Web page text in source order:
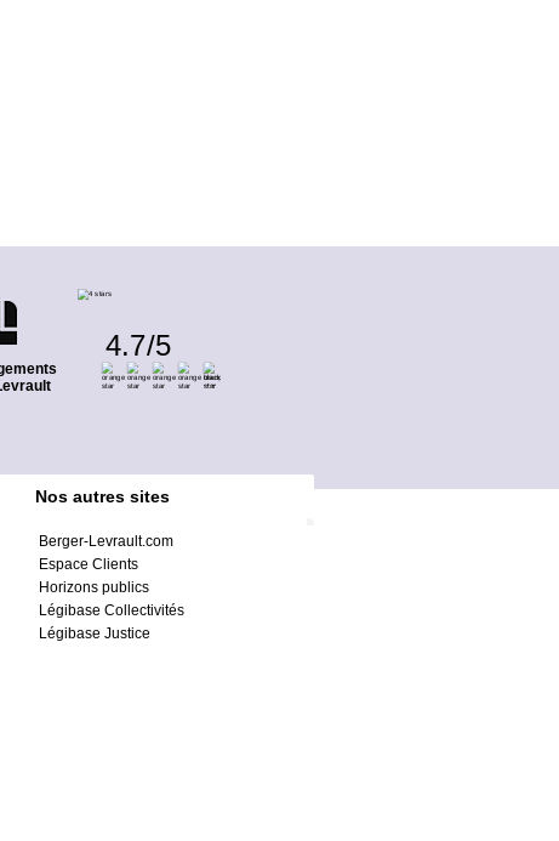
4.7/5
Nos autres sites
Berger-Levrault.com
Espace Clients
Horizons publics
Légibase Collectivités
Légibase Justice